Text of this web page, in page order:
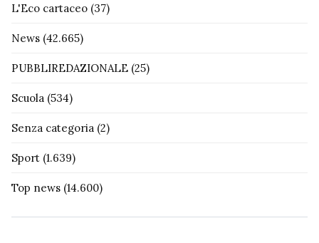
L'Eco cartaceo (37)
News (42.665)
PUBBLIREDAZIONALE (25)
Scuola (534)
Senza categoria (2)
Sport (1.639)
Top news (14.600)